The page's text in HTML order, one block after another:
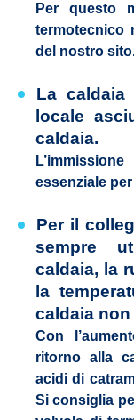
Per questo
termotecnico
del nostro
La
locale
caldaia.
essenziale
Per il
sempre
caldaia, la
la
caldaia non
Con
ritorno alla
acidi di
Si consiglia